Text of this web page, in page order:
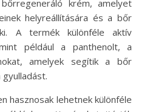
krém, amelyet
helyreállítására és a bőr
A termék különféle aktív
például a panthenolt, a
amelyek segítik a bőr
hasznosak lehetnek különféle